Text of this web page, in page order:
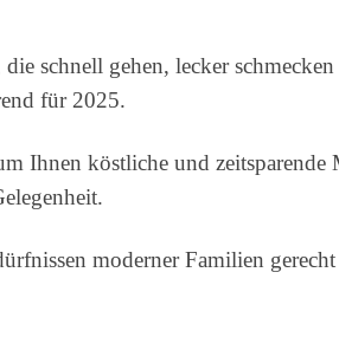
schnell gehen, lecker
für 2025.
Ihnen köstliche und zeitsparende
moderner Familien